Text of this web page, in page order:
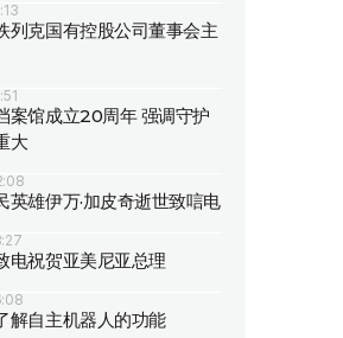
列克国有控股公司董事会主
案馆成立20周年 强调守护
大
英雄伊万·加皮奇逝世致唁电
电祝贺亚美尼亚总理
解自主机器人的功能